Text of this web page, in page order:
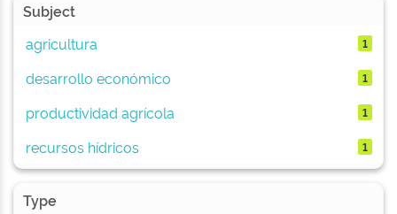
Subject
agricultura
1
desarrollo económico 1
productividad agrícola 1
recursos hídricos 1
Type